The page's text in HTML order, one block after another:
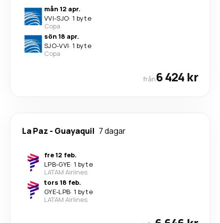
mån 12 apr.
VVI-SJO· 1 byte
Copa
sön 18 apr.
SJO-VVI· 1 byte
Copa
från6 424 kr
La Paz - Guayaquil 7 dagar
fre 12 feb.
LPB-GYE· 1 byte
LATAM Airlines
tors 18 feb.
GYE-LPB· 1 byte
LATAM Airlines